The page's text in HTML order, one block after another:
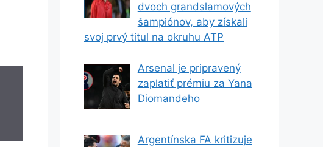
dvoch grandslamových
šampiónov, aby získali
svoj prvý titul na okruhu ATP
Arsenal je pripravený
zaplatiť prémiu za Yana
Diomandeho
Argentínska FA kritizuje